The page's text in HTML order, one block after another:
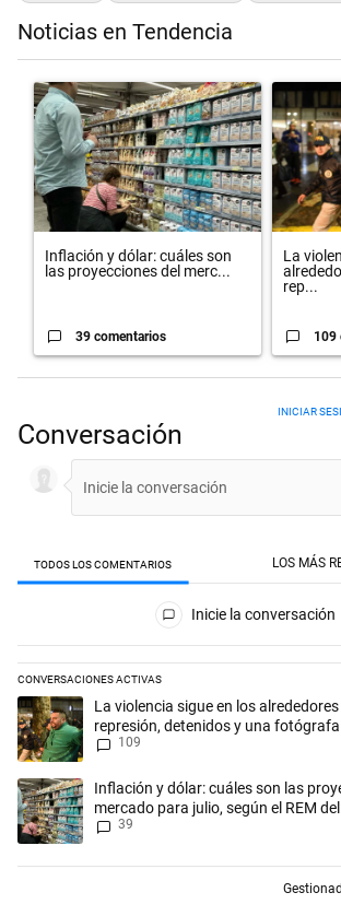
Noticias en Tendencia
Un artículo de tendencia con el título
Inflación y dólar: cuáles son
las proyecciones del merc...
39 comentarios
Un
La
rep...
109
Conversación
INICIAR
TODOS LOS COMENTARIOS LOS MÁS
Todos los comentarios
Inicie la conversación
CONVERSACIONES ACTIVAS
Este listado muestra los artículos con más
Un artículo de tendencia con el título "La
La violencia sigue en los
represión, detenidos y una
109
Un artículo de tendencia con el título "Inflación
Inflación y dólar: cuáles son las
mercado para julio, según el REM
39